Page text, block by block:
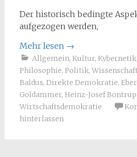
Der historisch bedingte
aufgezogen werden,
Mehr lesen →
Allgemein, Kultur, Kybernetik,
Philosophie, Politik,
Baldus, Direkte Demokratie,
Goldammer, Heinz-Josef Bontrup
Wirtschaftsdemokratie
hinterlassen